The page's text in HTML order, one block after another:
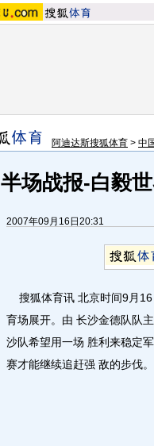
阿迪达斯搜狐体育 > 中
半场战报-白毅
2007年09月16日20:31
搜狐体育讯 北京时间9月16
育场展开。由 长沙金德队队
沙队希望用一场 胜利来稳定
赛才能继续追赶强 敌的步伐。